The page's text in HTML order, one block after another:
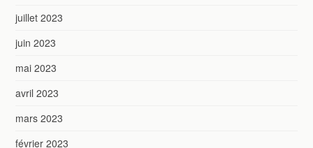
juillet 2023
juin 2023
mai 2023
avril 2023
mars 2023
février 2023